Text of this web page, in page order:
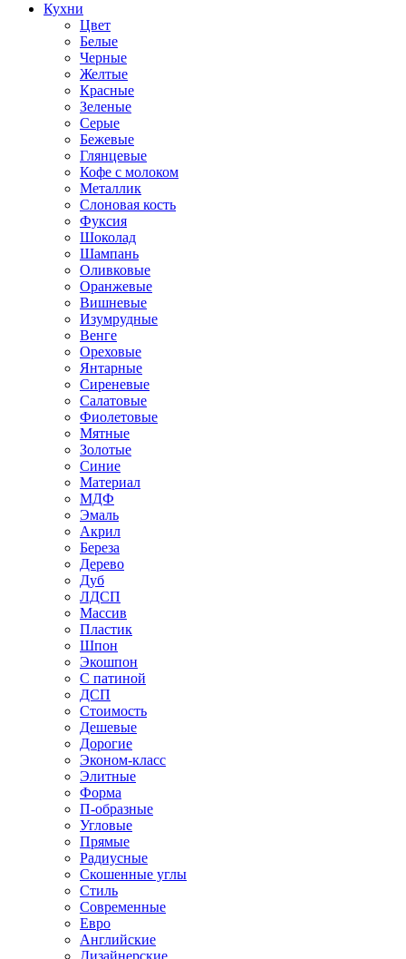
Кухни
Цвет
Белые
Черные
Желтые
Красные
Зеленые
Серые
Бежевые
Глянцевые
Кофе с молоком
Металлик
Слоновая кость
Фуксия
Шоколад
Шампань
Оливковые
Оранжевые
Вишневые
Изумрудные
Венге
Ореховые
Янтарные
Сиреневые
Салатовые
Фиолетовые
Мятные
Золотые
Синие
Материал
МДФ
Эмаль
Акрил
Береза
Дерево
Дуб
ЛДСП
Массив
Пластик
Шпон
Экошпон
С патиной
ДСП
Стоимость
Дешевые
Дорогие
Эконом-класс
Элитные
Форма
П-образные
Угловые
Прямые
Радиусные
Скошенные углы
Стиль
Современные
Евро
Английские
Дизайнерские